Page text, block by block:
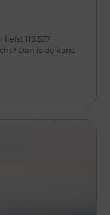
119.537
Dan is de kans